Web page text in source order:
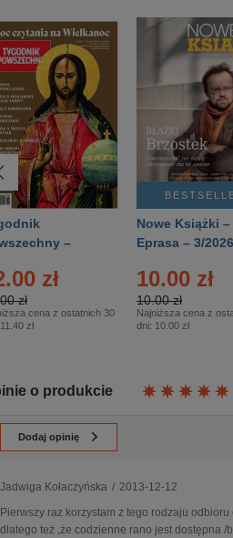
–
zł
zł
cena z ostatnich 30
11.40 zł
Nowe Książki –
Eprasa – 3/2026
10.00 zł
10.00 zł
Najniższa cena z
dni: 10.00 zł
o produkcie
Dodaj opinię
Jadwiga Kołaczyńska / 2013-12-12
Pierwszy raz korzystam z tego rodzaju
dlatego też ,że codzienne rano jest dostępna